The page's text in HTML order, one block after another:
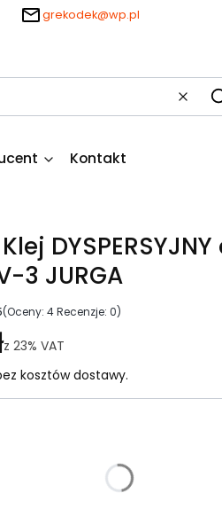
grekodek@wp.pl
Kontakt
3 JURGA
(Oceny: 4 Recenzje: 0)
z 23% VAT
kosztów dostawy.